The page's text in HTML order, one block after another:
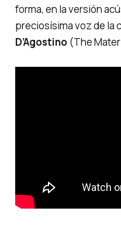
forma, en la versión
preciosísima voz de la
D’Agostino(The